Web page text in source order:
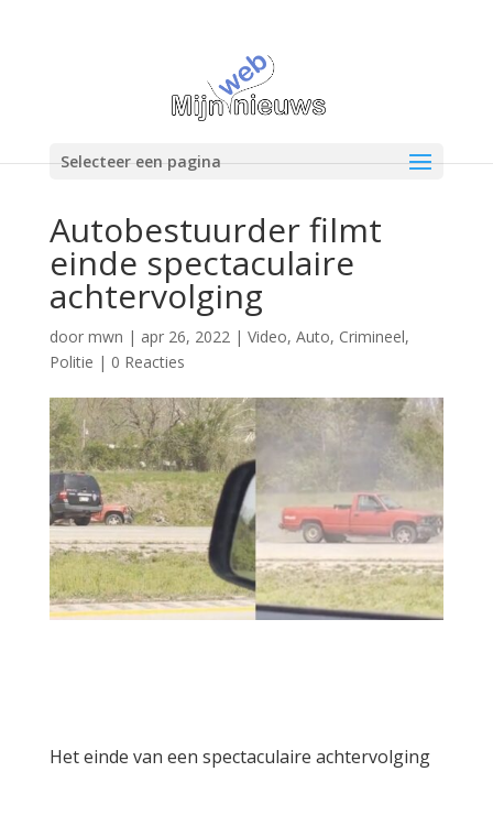
Selecteer een pagina
Autobestuurder filmt
einde spectaculaire
achtervolging
door mwn | apr 26, 2022| Video, Auto, Crimineel,
Politie | 0 Reacties
Het einde van een spectaculaire achtervolging